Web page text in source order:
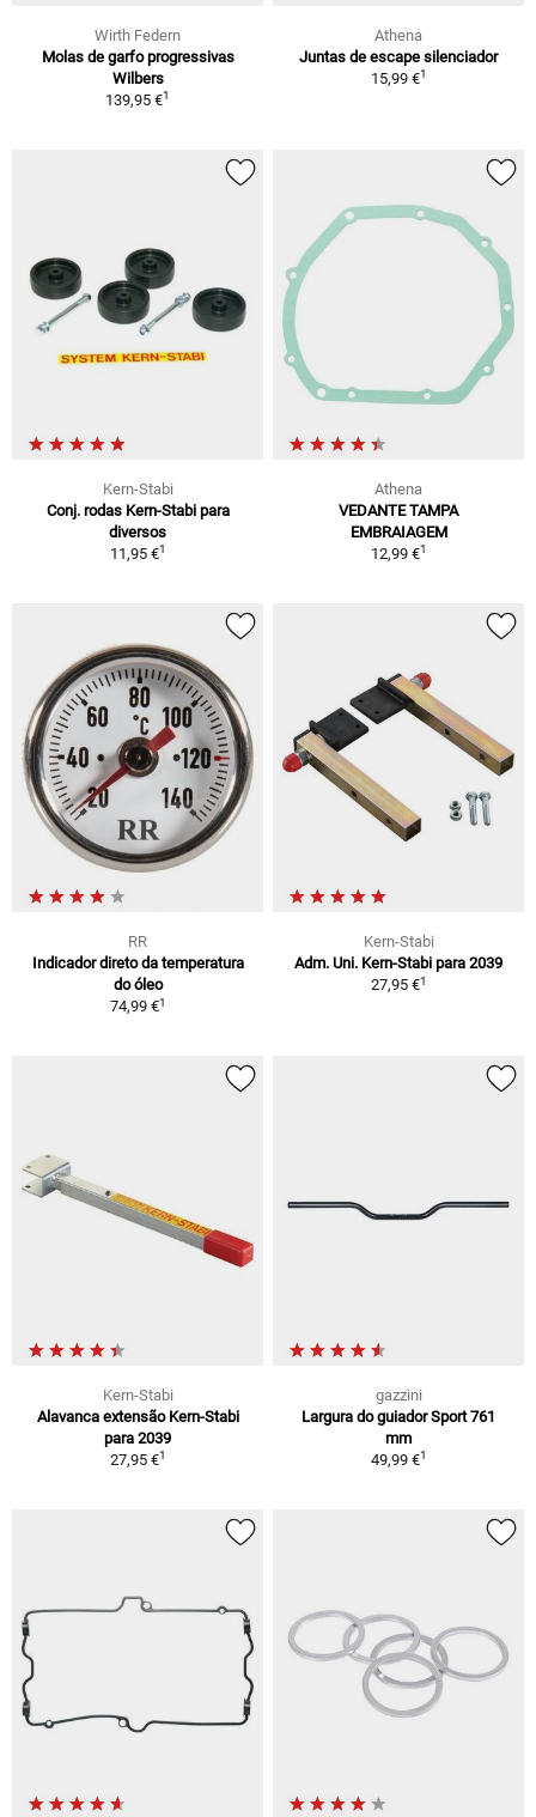
Wirth Federn
Molas de garfo progressivas
Wilbers
139,95 €1
Athena
Juntas de escape silenciador
15,99 €1
Kern-Stabi
Conj. rodas Kern-Stabi para
diversos
11,95 €1
Athena
VEDANTE TAMPA
EMBRAIAGEM
12,99 €1
RR
Indicador direto da temperatura
do óleo
74,99 €1
Kern-Stabi
Adm. Uni. Kern-Stabi para 2039
27,95 €1
Kern-Stabi
Alavanca extensão Kern-Stabi
para 2039
27,95 €1
gazzini
Largura do guiador Sport 761
mm
49,99 €1